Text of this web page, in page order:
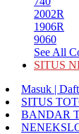
2002R
1906R
9060
See All
SITUS
Masuk |
SITUS
BANDAR